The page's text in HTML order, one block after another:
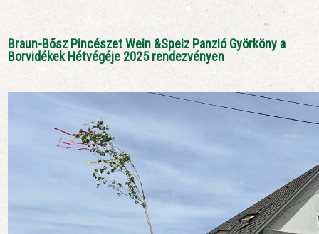
Braun-Bősz Pincészet Wein &Speiz Panzió Györköny a
Borvidékek Hétvégéje 2025 rendezvényen